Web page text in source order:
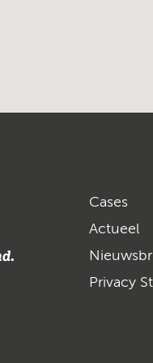
Cases
Actueel
Privacy